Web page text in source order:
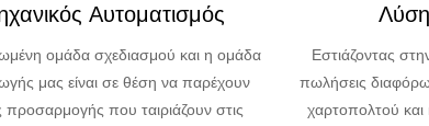
Αυτοματισμός
ομάδα σχεδιασμού και η ομάδα
μας είναι σε θέση να παρέχουν
προσαρμογής που ταιριάζουν στις
Εστιάζοντας
πωλήσεις
χαρτοπολτού